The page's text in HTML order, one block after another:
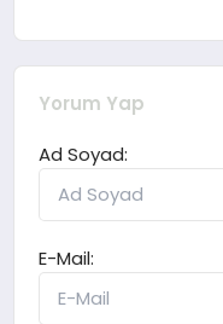
Yorum Yap
Ad Soyad:
E-Mail: